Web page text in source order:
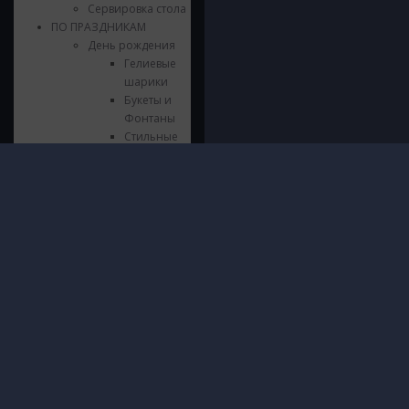
Сервировка стола
ПО ПРАЗДНИКАМ
День рождения
Гелиевые
шарики
Букеты и
Фонтаны
Стильные